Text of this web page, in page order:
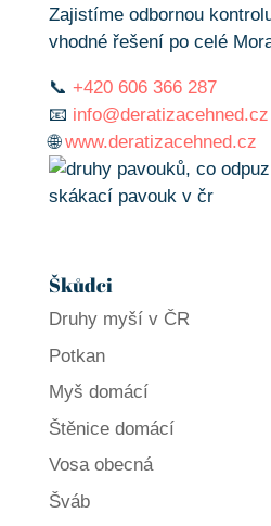
Zajistíme odbornou
vhodné řešení po celé
📞 +420 606 366 287
📧 info@deratizacehned.cz
🌐www.deratizacehned.cz
Škůdci
Druhy myší v ČR
Potkan
Myš domácí
Štěnice domácí
Vosa obecná
Šváb